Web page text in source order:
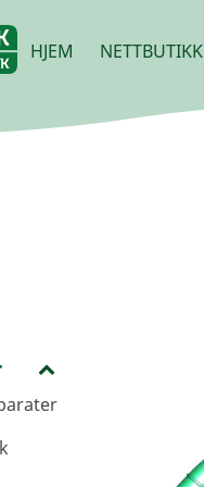
HJEM NETTBUTIKK